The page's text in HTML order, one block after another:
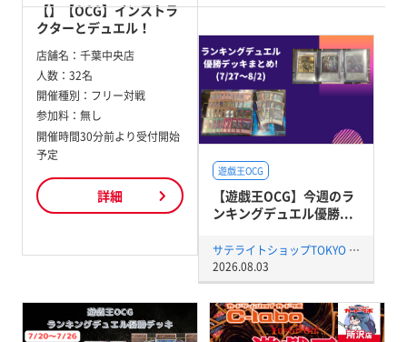
【】【OCG】インストラ
クターとデュエル！
店舗名： 千葉中央店
人数： 32名
開催種別： フリー対戦
参加料： 無し
開催時間30分前より受付開始
予定
詳細
遊戯王OCG
【遊戯王OCG】今週のラ
ンキングデュエル優勝...
サテライトショップTOKYO 秋葉原店
2026.08.03